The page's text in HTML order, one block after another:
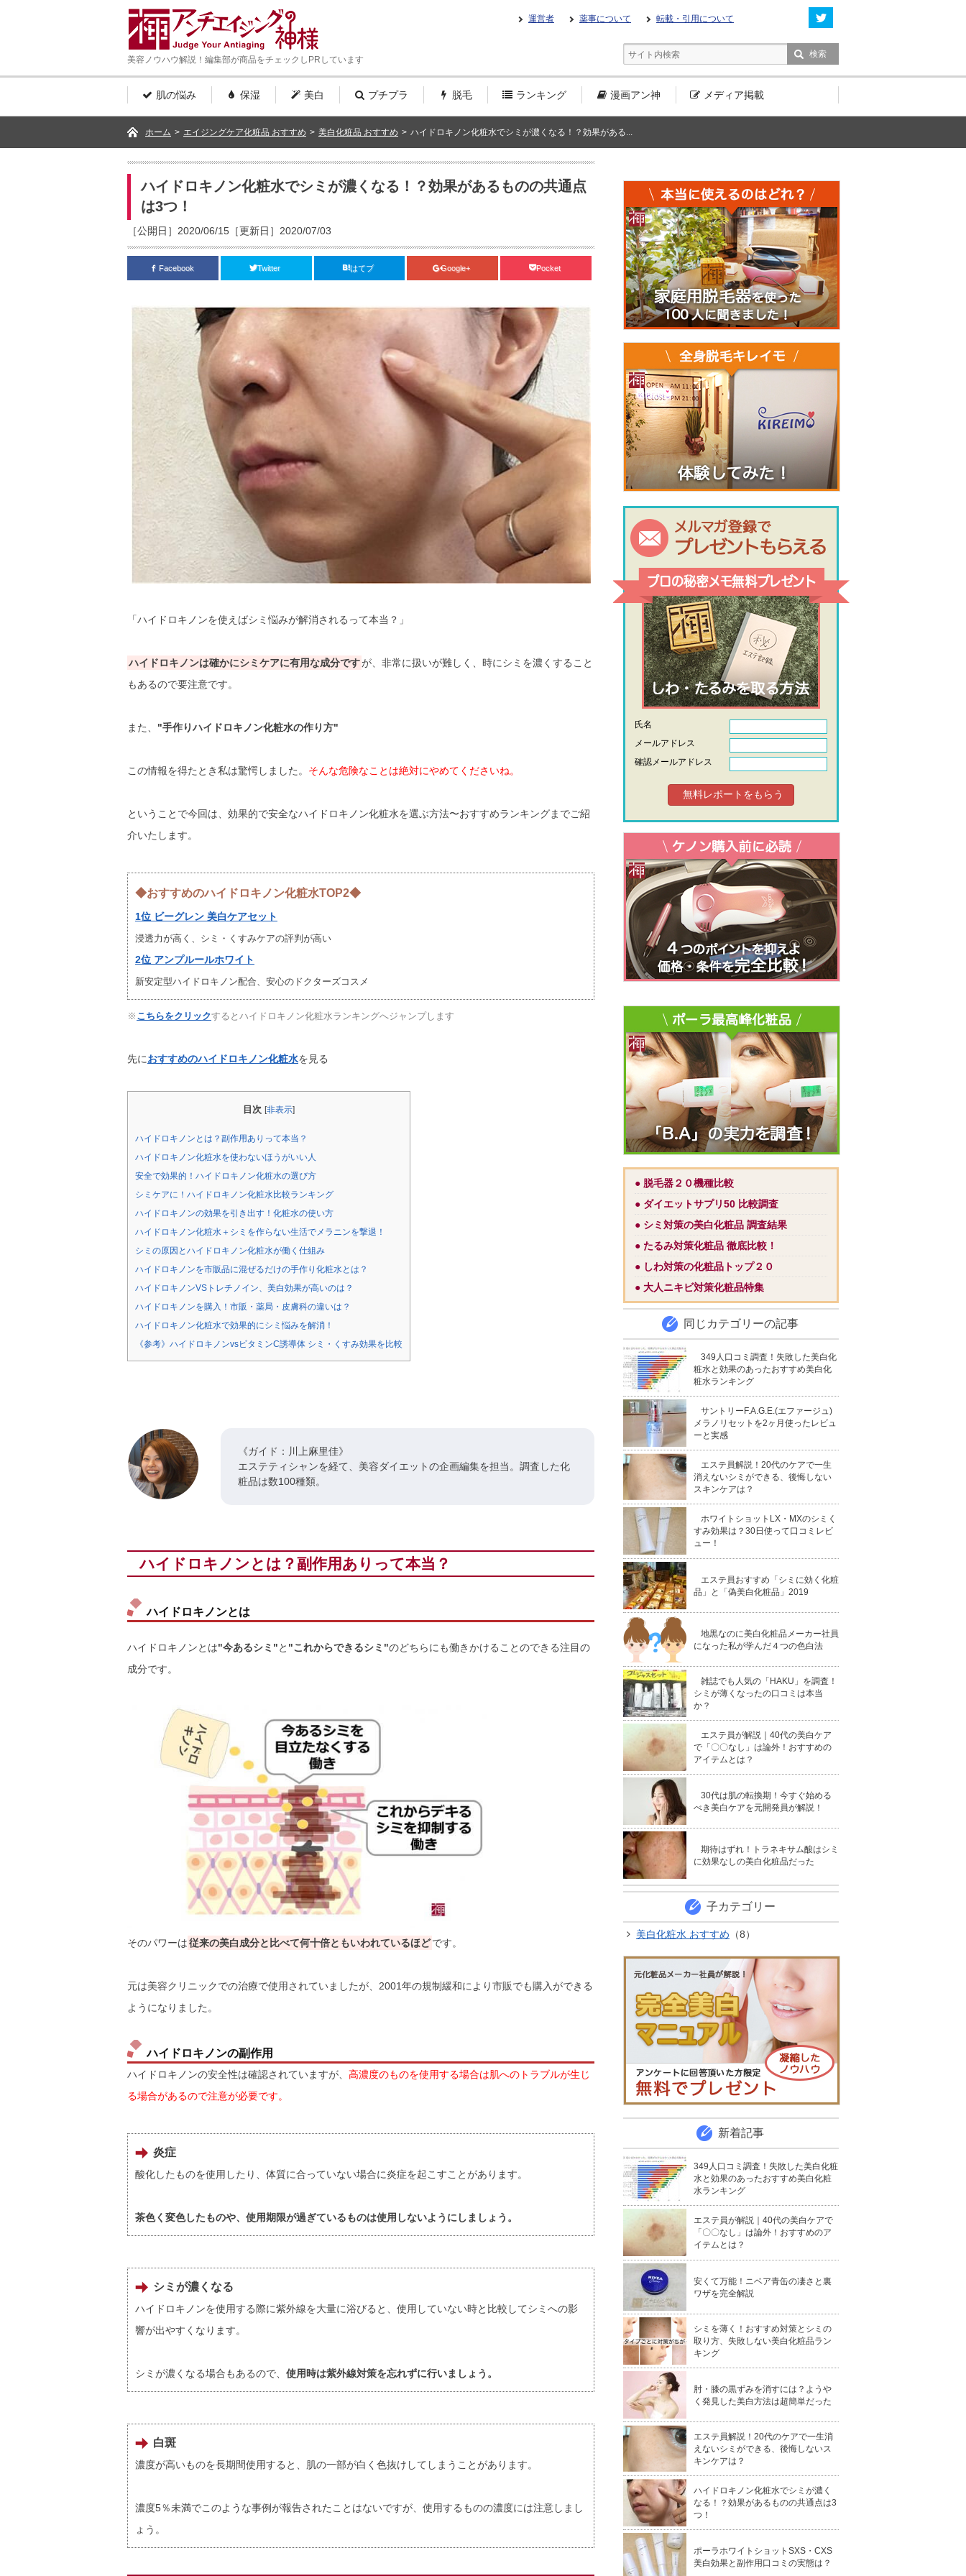
運営者 薬事について 転載・引用について
美容ノウハウ解説！編集部が商品をチェックしPRしています
肌の悩み 保湿 美白 プチプラ 脱毛 ランキング 漫画アン神 メディア掲載
ホーム > エイジングケア化粧品 おすすめ > 美白化粧品 おすすめ > ハイドロキノン化粧水でシミが濃くなる！？効果がある...
ハイドロキノン化粧水でシミが濃くなる！？効果があるものの共通点
は3つ！
［公開日］2020/06/15［更新日］2020/07/03
Facebook Twitter はてブ Google+ Pocket
「ハイドロキノンを使えばシミ悩みが解消されるって本当？」
ハイドロキノンは確かにシミケアに有用な成分ですが、非常に扱いが難しく、時にシミを濃くすること
もあるので要注意です。
また、 "手作りハイドロキノン化粧水の作り方"
この情報を得たとき私は驚愕しました。 そんな危険なことは絶対にやめてくださいね。
ということで今回は、効果的で安全なハイドロキノン化粧水を選ぶ方法〜おすすめランキングまでご紹
介いたします。
◆おすすめのハイドロキノン化粧水TOP2◆
1位 ビーグレン 美白ケアセット
浸透力が高く、シミ・くすみケアの評判が高い
2位 アンプルールホワイト
新安定型ハイドロキノン配合、安心のドクターズコスメ
※ こちらをクリックするとハイドロキノン化粧水ランキングへジャンプします
先におすすめのハイドロキノン化粧水を見る
目次 [非表示]
ハイドロキノンとは？副作用ありって本当？
ハイドロキノン化粧水を使わないほうがいい人
安全で効果的！ハイドロキノン化粧水の選び方
シミケアに！ハイドロキノン化粧水比較ランキング
ハイドロキノンの効果を引き出す！化粧水の使い方
ハイドロキノン化粧水＋シミを作らない生活でメラニンを撃退！
シミの原因とハイドロキノン化粧水が働く仕組み
ハイドロキノンを市販品に混ぜるだけの手作り化粧水とは？
ハイドロキノンVSトレチノイン、美白効果が高いのは？
ハイドロキノンを購入！市販・薬局・皮膚科の違いは？
ハイドロキノン化粧水で効果的にシミ悩みを解消！
《参考》ハイドロキノンvsビタミンC誘導体 シミ・くすみ効果を比較
《ガイド：川上麻里佳》
エステティシャンを経て、美容ダイエットの企画編集を担当。調査した化
粧品は数100種類。
ハイドロキノンとは？副作用ありって本当？
ハイドロキノンとは
ハイドロキノンとは"今あるシミ"と "これからできるシミ"のどちらにも働きかけることのできる注目の
成分です。
そのパワーは従来の美白成分と比べて何十倍ともいわれているほどです。
元は美容クリニックでの治療で使用されていましたが、2001年の規制緩和により市販でも購入ができる
ようになりました。
ハイドロキノンの副作用
ハイドロキノンの安全性は確認されていますが、 高濃度のものを使用する場合は肌へのトラブルが生じ
る場合があるので注意が必要です。
炎症
酸化したものを使用したり、体質に合っていない場合に炎症を起こすことがあります。
茶色く変色したものや、使用期限が過ぎているものは使用しないようにしましょう。
シミが濃くなる
ハイドロキノンを使用する際に紫外線を大量に浴びると、使用していない時と比較してシミへの影
響が出やすくなります。
シミが濃くなる場合もあるので、 使用時は紫外線対策を忘れずに行いましょう。
白斑
濃度が高いものを長期間使用すると、肌の一部が白く色抜けしてしまうことがあります。
濃度5％未満でこのような事例が報告されたことはないですが、使用するものの濃度には注意しまし
ょう。
氏名
メールアドレス
確認メールアドレス
● 脱毛器２０機種比較
● ダイエットサプリ50 比較調査
● シミ対策の美白化粧品 調査結果
● たるみ対策化粧品 徹底比較！
● しわ対策の化粧品トップ２０
● 大人ニキビ対策化粧品特集
同じカテゴリーの記事
349人口コミ調査！失敗した美白化
粧水と効果のあったおすすめ美白化
粧水ランキング
サントリーF.A.G.E.(エファージュ)
メラノリセットを2ヶ月使ったレビュ
ーと実感
エステ員解説！20代のケアで一生
消えないシミができる、後悔しない
スキンケアは？
ホワイトショットLX・MXのシミく
すみ効果は？30日使って口コミレビ
ュー！
エステ員おすすめ「シミに効く化粧
品」と「偽美白化粧品」2019
地黒なのに美白化粧品メーカー社員
になった私が学んだ４つの色白法
雑誌でも人気の「HAKU」を調査！
シミが薄くなったの口コミは本当
か？
エステ員が解説｜40代の美白ケア
で「〇〇なし」は論外！おすすめの
アイテムとは？
30代は肌の転換期！今すぐ始める
べき美白ケアを元開発員が解説！
期待はずれ！トラネキサム酸はシミ
に効果なしの美白化粧品だった
子カテゴリー
美白化粧水 おすすめ （8）
新着記事
349人口コミ調査！失敗した美白化粧
水と効果のあったおすすめ美白化粧
水ランキング
エステ員が解説｜40代の美白ケアで
「〇〇なし」は論外！おすすめのア
イテムとは？
安くて万能！ニベア青缶の凄さと裏
ワザを完全解説
シミを薄く！おすすめ対策とシミの
取り方、失敗しない美白化粧品ラン
キング
肘・膝の黒ずみを消すには？ようや
く発見した美白方法は超簡単だった
エステ員解説！20代のケアで一生消
えないシミができる、後悔しないス
キンケアは？
ハイドロキノン化粧水でシミが濃く
なる！？効果があるものの共通点は3
つ！
ポーラホワイトショットSXS・CXS
美白効果と副作用口コミの実態は？